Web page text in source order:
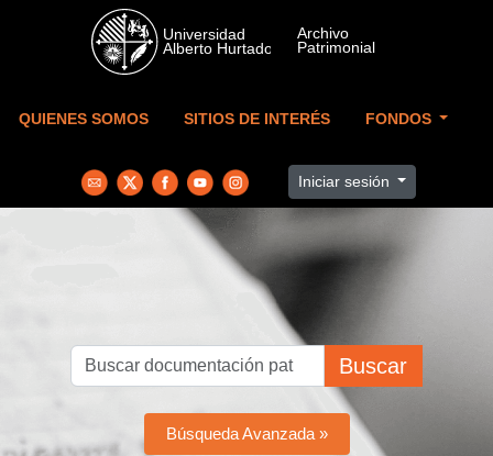
Skip to main content
QUIENES SOMOS SITIOS DE INTERÉS FONDOS
Iniciar sesión
Buscar
Búsqueda Avanzada »